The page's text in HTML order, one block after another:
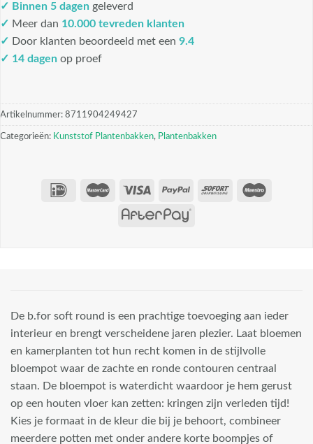
✓ Binnen 5 dagen geleverd
✓ Meer dan 10.000 tevreden klanten
✓ Door klanten beoordeeld met een 9.4
✓ 14 dagen op proef
Artikelnummer: 8711904249427
Categorieën: Kunststof Plantenbakken, Plantenbakken
De b.for soft round is een prachtige toevoeging aan ieder
interieur en brengt verscheidene jaren plezier. Laat bloemen
en kamerplanten tot hun recht komen in de stijlvolle
bloempot waar de zachte en ronde contouren centraal
staan. De bloempot is waterdicht waardoor je hem gerust
op een houten vloer kan zetten: kringen zijn verleden tijd!
Kies je formaat in de kleur die bij je behoort, combineer
meerdere potten met onder andere korte boompjes of